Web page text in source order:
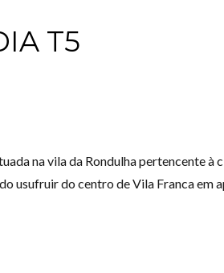
Username
T5
na vila da Rondulha pertencente à
usufruir do centro de Vila Franca